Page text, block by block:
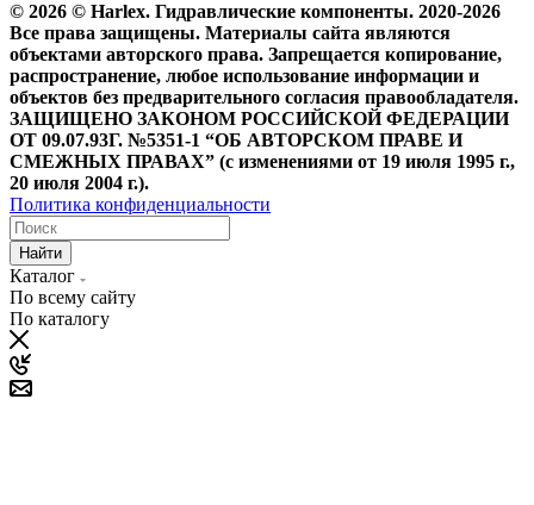
© 2026 © Harlex. Гидравлические компоненты. 2020-2026
Все права защищены. Материалы сайта являются
объектами авторского права. Запрещается копирование,
распространение, любое использование информации и
объектов без предварительного согласия правообладателя.
ЗАЩИЩЕНО ЗАКОНОМ РОССИЙСКОЙ ФЕДЕРАЦИИ
ОТ 09.07.93Г. №5351-1 “ОБ АВТОРСКОМ ПРАВЕ И
СМЕЖНЫХ ПРАВАХ” (с изменениями от 19 июля 1995 г.,
20 июля 2004 г.).
Политика конфиденциальности
Найти
Каталог
По всему сайту
По каталогу